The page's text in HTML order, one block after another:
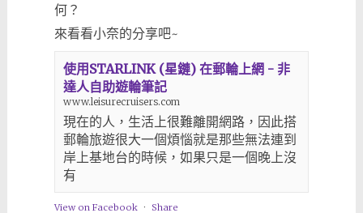
何？
來看看小奈的分享吧~
使用STARLINK (星鏈) 在郵輪上網 - 非
達人自助遊輪筆記
www.leisurecruisers.com
現在的人，生活上很難離開網路，因此搭
郵輪旅遊很大一個煩惱就是那些無法連到
岸上基地台的時候，如果只是一個晚上沒
有
View on Facebook · Share